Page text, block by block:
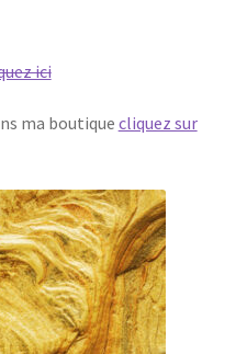
ici
ma boutique cliquez sur